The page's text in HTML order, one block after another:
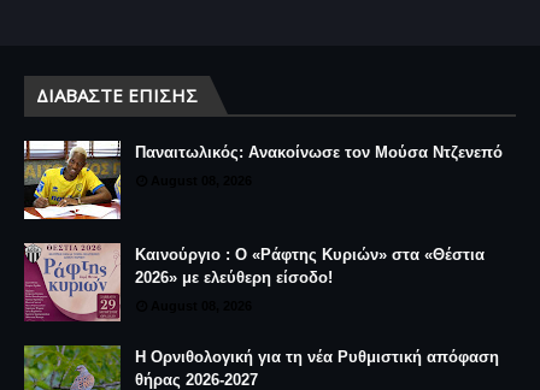
ΔΙΑΒΆΣΤΕ ΕΠΊΣΗΣ
Παναιτωλικός: Ανακοίνωσε τον Μούσα Ντζενεπό
Καινούργιο : Ο «Ράφτης Κυριών» στα «Θέστια
2026» με ελεύθερη είσοδο!
Η Ορνιθολογική για τη νέα Ρυθμιστική απόφαση
θήρας 2026-2027